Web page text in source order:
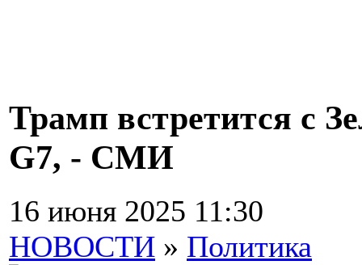
Трамп встретится с
G7, - СМИ
16 июня 2025 11:30
НОВОСТИ » Политика